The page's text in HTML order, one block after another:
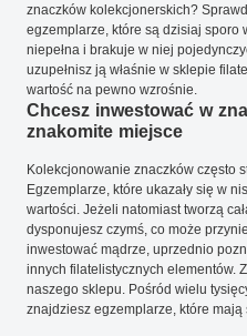
znaczków kolekcjonerskich?
egzemplarze, które są dzisiaj sporo
niepełna i brakuje w niej
uzupełnisz ją właśnie w sklepie
wartość na pewno wzrośnie.
Chcesz inwestować w
znakomite miejsce
Kolekcjonowanie znaczków często
Egzemplarze, które ukazały się w
wartości. Jeżeli natomiast tworzą
dysponujesz czymś, co może
inwestować mądrze, uprzednio
innych filatelistycznych elementów.
naszego sklepu. Pośród wielu
znajdziesz egzemplarze, które